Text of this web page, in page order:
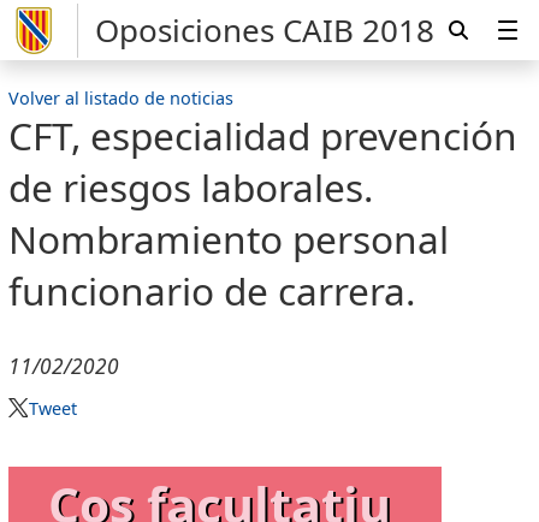
Oposiciones CAIB 2018
Volver al listado de noticias
CFT, especialidad prevención
de riesgos laborales.
Nombramiento personal
funcionario de carrera.
11/02/2020
Tweet